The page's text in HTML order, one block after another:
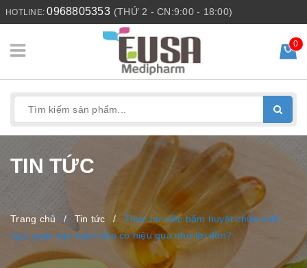
HOTLINE:0968805353 (THỨ 2 - CN:9:00 - 18:00)
0
TIN TỨC
Trang chủ / Tin tức /
Thực hư việc bấm huyệt chữa mất
ngủ, giúp ngủ ngon liệu có hiệu quả như lời đồn?